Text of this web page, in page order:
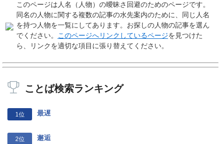
このページは人名（人物）の曖昧さ回避のためのページです。
同名の人物に関する複数の記事の水先案内のために、同じ人名
を持つ人物を一覧にしてあります。お探しの人物の記事を選ん
でください。 このページへリンクしているページを見つけた
ら、リンクを適切な項目に張り替えてください。
ことば検索ランキング
1位 最遅
2位 邂逅